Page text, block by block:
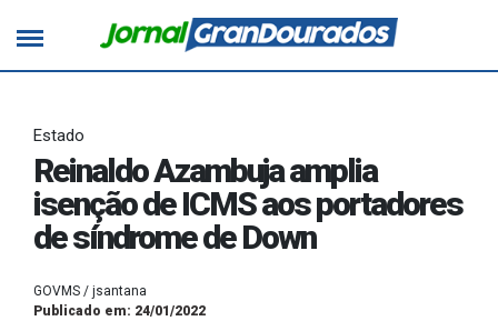
Estado
Reinaldo Azambuja amplia
isenção de ICMS aos portadores
de síndrome de Down
GOVMS / jsantana
Publicado em: 24/01/2022